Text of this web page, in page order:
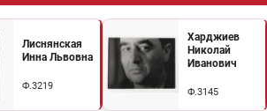
Лиснянская
Инна Львовна
Ф.3219
Харджиев
Николай
Иванович
Ф.3145